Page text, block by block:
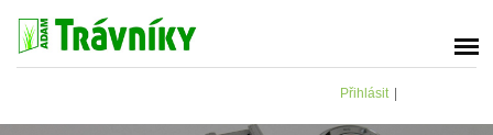
Přihlásit |